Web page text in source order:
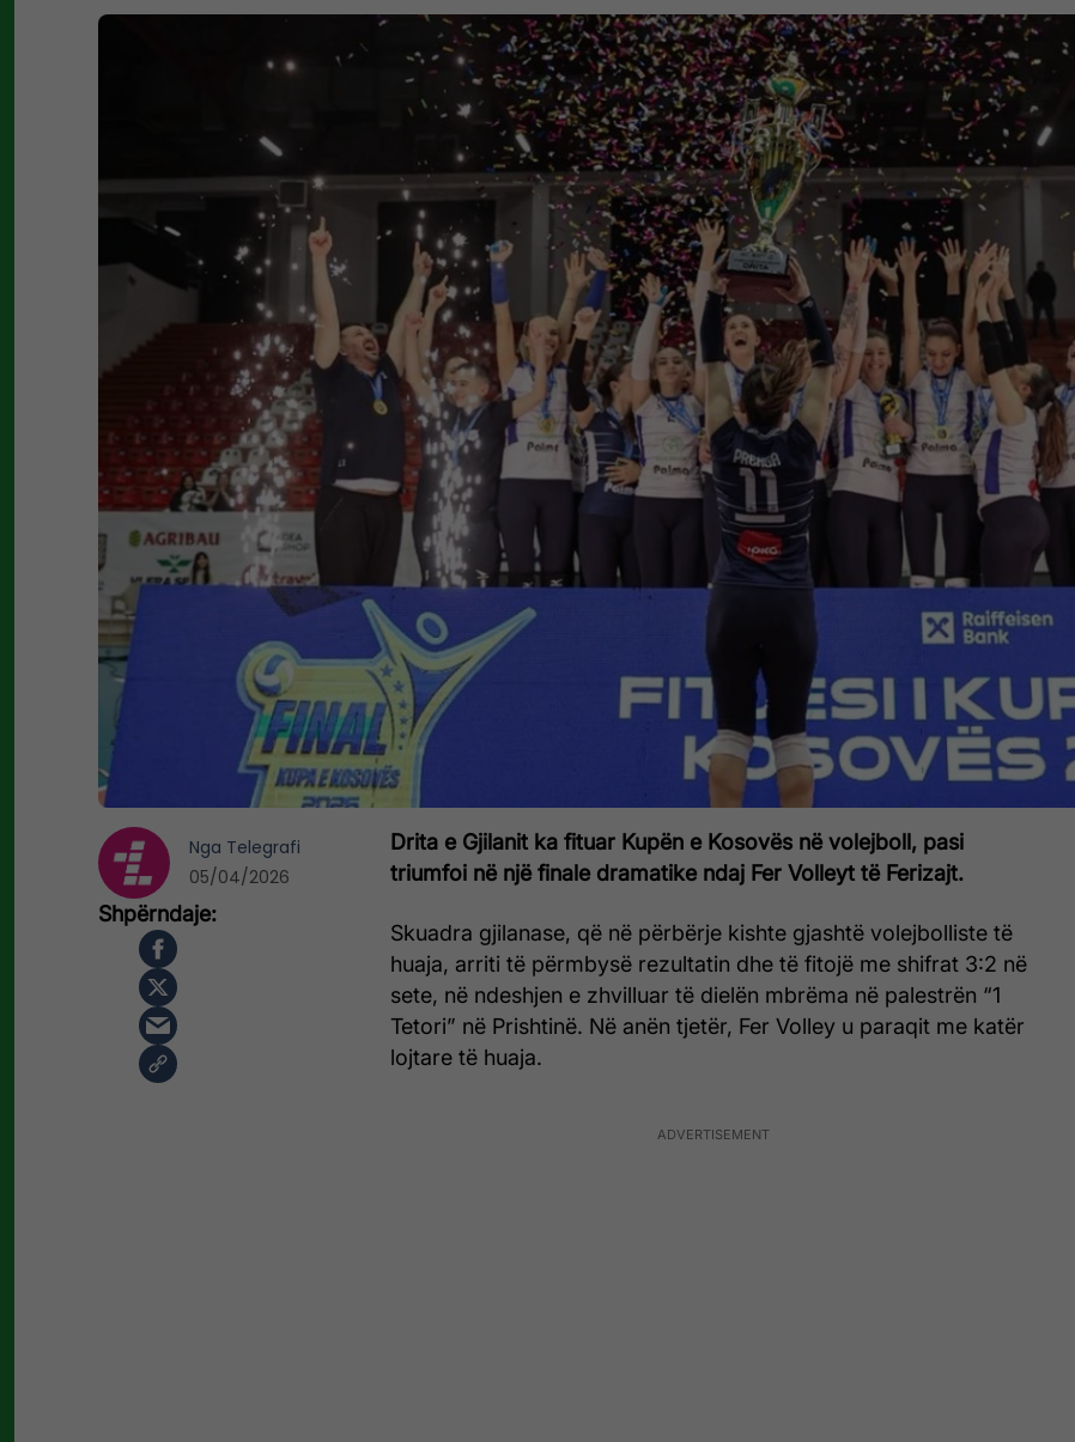
Drita e Gjilanit ka fituar Kupën e Kosovës në volejboll, pasi
triumfoi në një finale dramatike ndaj Fer Volleyt të Ferizajt.
Skuadra gjilanase, që në përbërje kishte gjashtë volejbolliste të
huaja, arriti të përmbysë rezultatin dhe të fitojë me shifrat 3:2 në
sete, në ndeshjen e zhvilluar të dielën mbrëma në palestrën “1
Tetori” në Prishtinë. Në anën tjetër, Fer Volley u paraqit me katër
lojtare të huaja.
Nga Telegrafi
05/04/2026